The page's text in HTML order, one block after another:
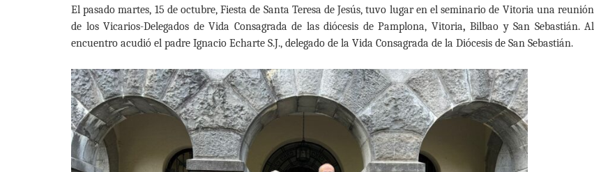
El pasado martes, 15 de octubre, Fiesta de Santa Teresa de Jesús, tuvo lugar en el seminario de Vitoria una reunión
de los Vicarios-Delegados de Vida Consagrada de las diócesis de Pamplona, Vitoria, Bilbao y San Sebastián. Al
encuentro acudió el padre Ignacio Echarte S.J., delegado de la Vida Consagrada de la Diócesis de San Sebastián.